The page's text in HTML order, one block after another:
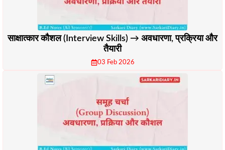
साक्षात्कार कौशल (Interview Skills) → अवधारणा, प्रक्रिया और
तैयारी
03 Feb 2026